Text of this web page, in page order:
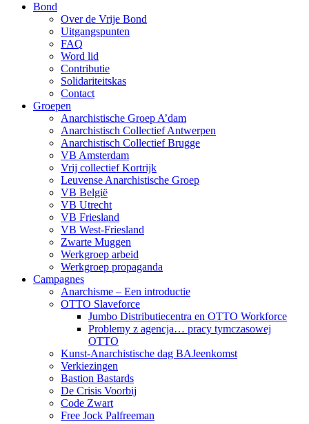
Bond
Over de Vrije Bond
Uitgangspunten
FAQ
Word lid
Contributie
Solidariteitskas
Contact
Groepen
Anarchistische Groep A’dam
Anarchistisch Collectief Antwerpen
Anarchistisch Collectief Brugge
VB Amsterdam
Vrij collectief Kortrijk
Leuvense Anarchistische Groep
VB België
VB Utrecht
VB Friesland
VB West-Friesland
Zwarte Muggen
Werkgroep arbeid
Werkgroep propaganda
Campagnes
Anarchisme – Een introductie
OTTO Slaveforce
Jumbo Distributiecentra en OTTO Workforce
Problemy z agencja… pracy tymczasowej
OTTO
Kunst-Anarchistische dag BAJeenkomst
Verkiezingen
Bastion Bastards
De Crisis Voorbij
Code Zwart
Free Jock Palfreeman